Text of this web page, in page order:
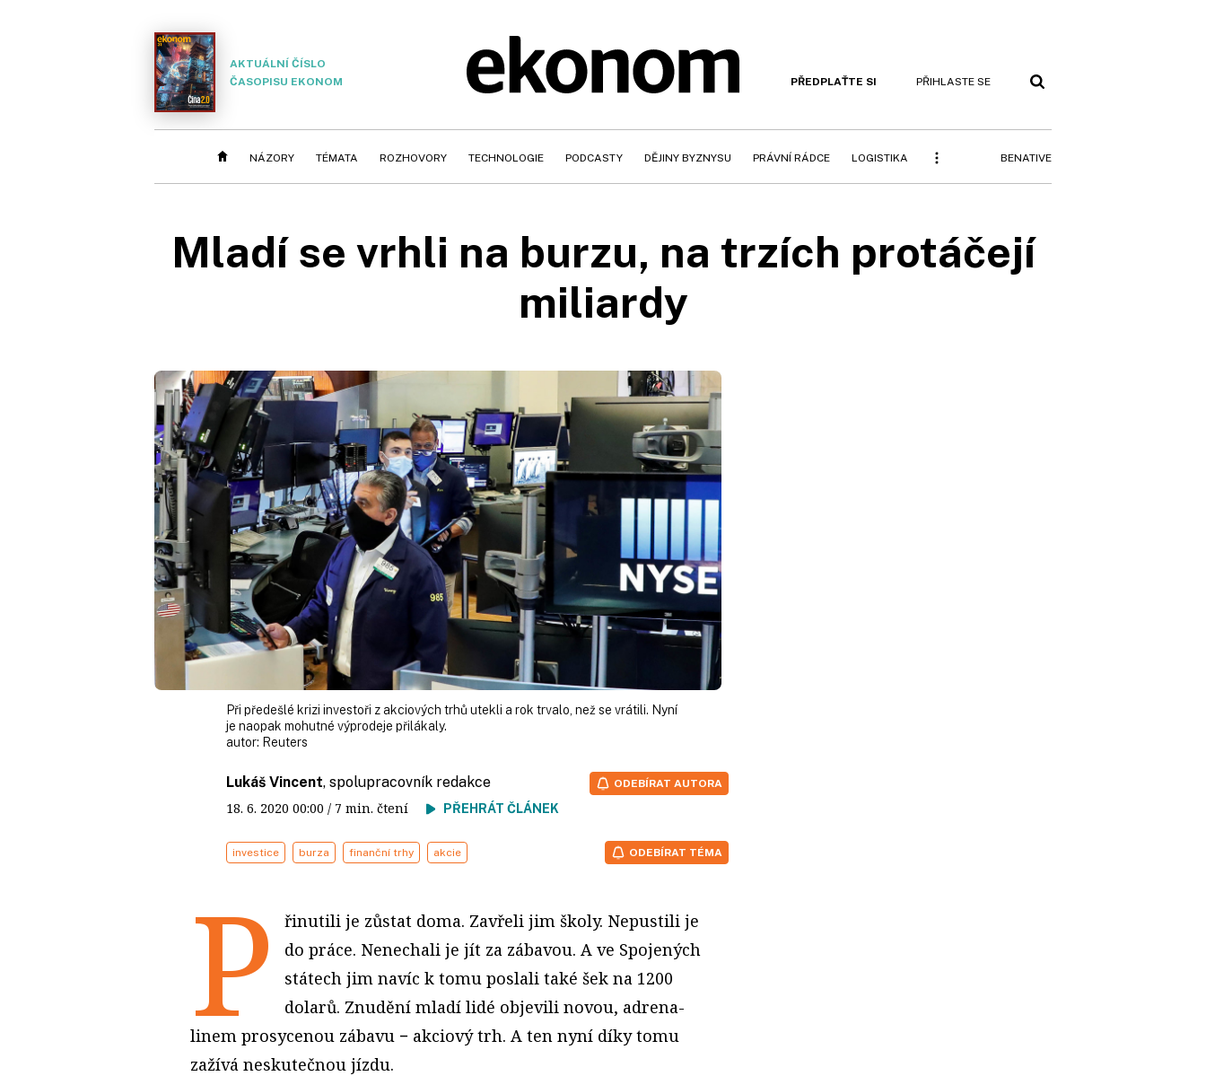
AKTUÁLNÍ ČÍSLO
ČASOPISU EKONOM
PŘEDPLAŤTE SI PŘIHLASTE SE
NÁZORY TÉMATA ROZHOVORY TECHNOLOGIE PODCASTY DĚJINY BYZNYSU PRÁVNÍ RÁDCE LOGISTIKA BENATIVE
Mladí se vrhli na burzu, na trzích protáčejí
miliardy
Při předešlé krizi investoři z akciových trhů utekli a rok trvalo, než se vrátili. Nyní
je naopak mohutné výprodeje přilákaly.
autor: Reuters
Lukáš Vincent, spolupracovník redakce
18. 6. 2020 00:00 / 7 min. čtení PŘEHRÁT ČLÁNEK
ODEBÍRAT AUTORA
investice burza finanční trhy akcie ODEBÍRAT TÉMA
P
řinutili je zůstat doma. Zavřeli jim školy. Nepustili je
do práce. Nenechali je jít za zábavou. A ve Spojených
státech jim navíc k tomu poslali také šek na 1200
dolarů. Znudění mladí lidé objevili novou, adrena­
linem prosycenou zábavu − akciový trh. A ten nyní díky tomu
zažívá neskutečnou jízdu.